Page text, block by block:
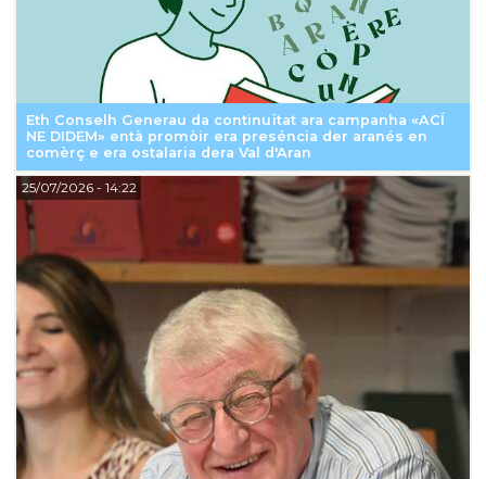
Eth Conselh Generau da continuïtat ara campanha «ACÍ
NE DIDEM» entà promòir era preséncia der aranés en
comèrç e era ostalaria dera Val d'Aran
25/07/2026- 14:22